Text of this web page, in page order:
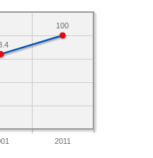
2011
100